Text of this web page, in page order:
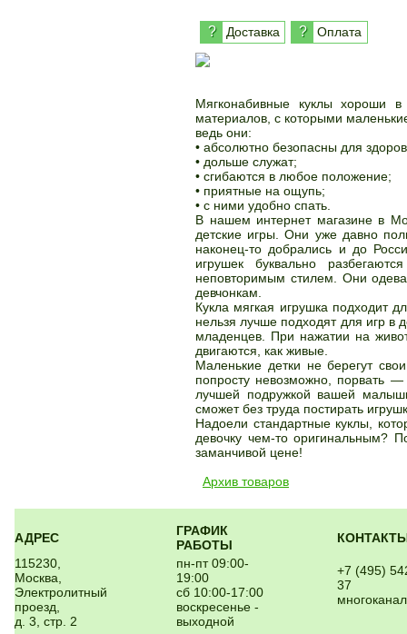
? Доставка ? Оплата
Мягконабивные куклы хороши в
материалов, с которыми
ведь они:
• абсолютно безопасны для
• дольше служат;
• сгибаются в любое положение;
• приятные на ощупь;
• с ними удобно спать.
В нашем интернет магазине в
детские игры. Они уже давно
наконец-то добрались и до
игрушек буквально
неповторимым стилем. Они
девчонкам.
Кукла мягкая игрушка подходит
нельзя лучше подходят для игр в
младенцев. При нажатии на
двигаются, как живые.
Маленькие детки не берегут
попросту невозможно, порвать —
лучшей подружкой вашей
сможет без труда постирать
Надоели стандартные куклы,
девочку чем-то оригинальным?
заманчивой цене!
Архив товаров
АДРЕС
ГРАФИК
РАБОТЫ
115230,
Москва,
Электролитный
проезд,
д. 3, стр. 2
пн-пт 09:00-
19:00
сб 10:00-17:00
воскресенье -
выходной
+7 (495)
37